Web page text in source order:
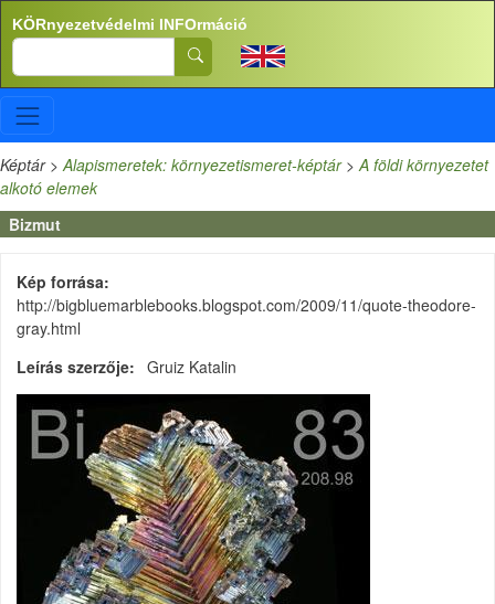
Ugrás a tartalomra
KÖRnyezetvédelmi INFOrmáció
Search
Képtár>Alapismeretek: környezetismeret-képtár>A földi környezetet
alkotó elemek
Bizmut
Kép forrása
http://bigbluemarblebooks.blogspot.com/2009/11/quote-theodore-
gray.html
Leírás szerzője
Gruiz Katalin